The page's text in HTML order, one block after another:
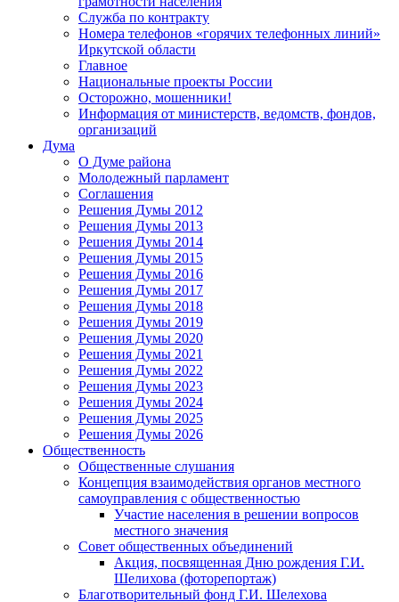
Служба по контракту
Номера телефонов «горячих телефонных линий»
Иркутской области
Главное
Национальные проекты России
Осторожно, мошенники!
Информация от министерств, ведомств, фондов,
организаций
Дума
О Думе района
Молодежный парламент
Соглашения
Решения Думы 2012
Решения Думы 2013
Решения Думы 2014
Решения Думы 2015
Решения Думы 2016
Решения Думы 2017
Решения Думы 2018
Решения Думы 2019
Решения Думы 2020
Решения Думы 2021
Решения Думы 2022
Решения Думы 2023
Решения Думы 2024
Решения Думы 2025
Решения Думы 2026
Общественность
Общественные слушания
Концепция взаимодействия органов местного
самоуправления с общественностью
Участие населения в решении вопросов
местного значения
Совет общественных объединений
Акция, посвященная Дню рождения Г.И.
Шелихова (фоторепортаж)
Благотворительный фонд Г.И. Шелехова